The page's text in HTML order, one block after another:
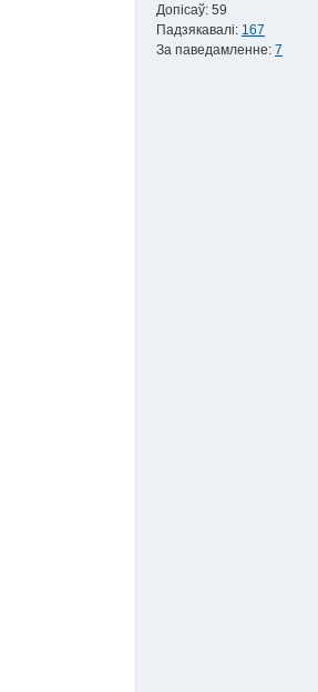
Допісаў: 59
Падзякавалі: 167
За паведамленне: 7